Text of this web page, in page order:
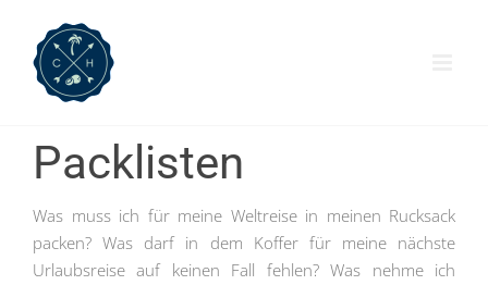
Inhalt
springen
Packlisten
Was muss ich für meine Weltreise in meinen Rucksack
packen? Was darf in dem Koffer für meine nächste
Urlaubsreise auf keinen Fall fehlen? Was nehme ich